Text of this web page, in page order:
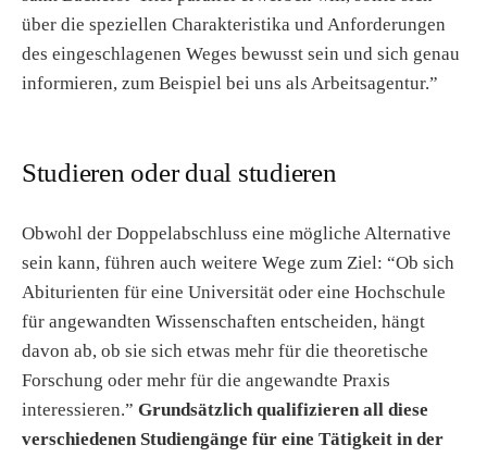
über die speziellen Charakteristika und Anforderungen
des eingeschlagenen Weges bewusst sein und sich genau
informieren, zum Beispiel bei uns als Arbeitsagentur.”
Studieren oder dual studieren
Obwohl der Doppelabschluss eine mögliche Alternative
sein kann, führen auch weitere Wege zum Ziel: “Ob sich
Abiturienten für eine Universität oder eine Hochschule
für angewandten Wissenschaften entscheiden, hängt
davon ab, ob sie sich etwas mehr für die theoretische
Forschung oder mehr für die angewandte Praxis
interessieren.” Grundsätzlich qualifizieren all diese
verschiedenen Studiengänge für eine Tätigkeit in der